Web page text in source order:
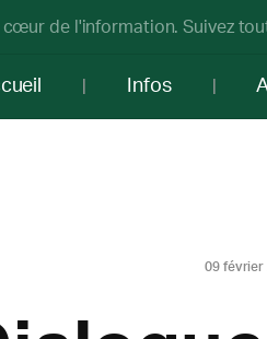
cœur de l'information. Suivez
Infos
09 février